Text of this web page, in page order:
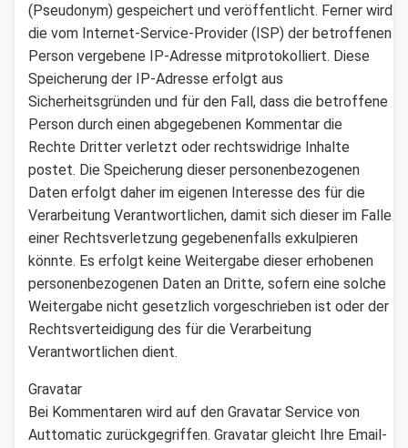
(Pseudonym) gespeichert und veröffentlicht. Ferner wird
die vom Internet-Service-Provider (ISP) der betroffenen
Person vergebene IP-Adresse mitprotokolliert. Diese
Speicherung der IP-Adresse erfolgt aus
Sicherheitsgründen und für den Fall, dass die betroffene
Person durch einen abgegebenen Kommentar die
Rechte Dritter verletzt oder rechtswidrige Inhalte
postet. Die Speicherung dieser personenbezogenen
Daten erfolgt daher im eigenen Interesse des für die
Verarbeitung Verantwortlichen, damit sich dieser im Falle
einer Rechtsverletzung gegebenenfalls exkulpieren
könnte. Es erfolgt keine Weitergabe dieser erhobenen
personenbezogenen Daten an Dritte, sofern eine solche
Weitergabe nicht gesetzlich vorgeschrieben ist oder der
Rechtsverteidigung des für die Verarbeitung
Verantwortlichen dient.
Gravatar
Bei Kommentaren wird auf den Gravatar Service von
Auttomatic zurückgegriffen. Gravatar gleicht Ihre Email-